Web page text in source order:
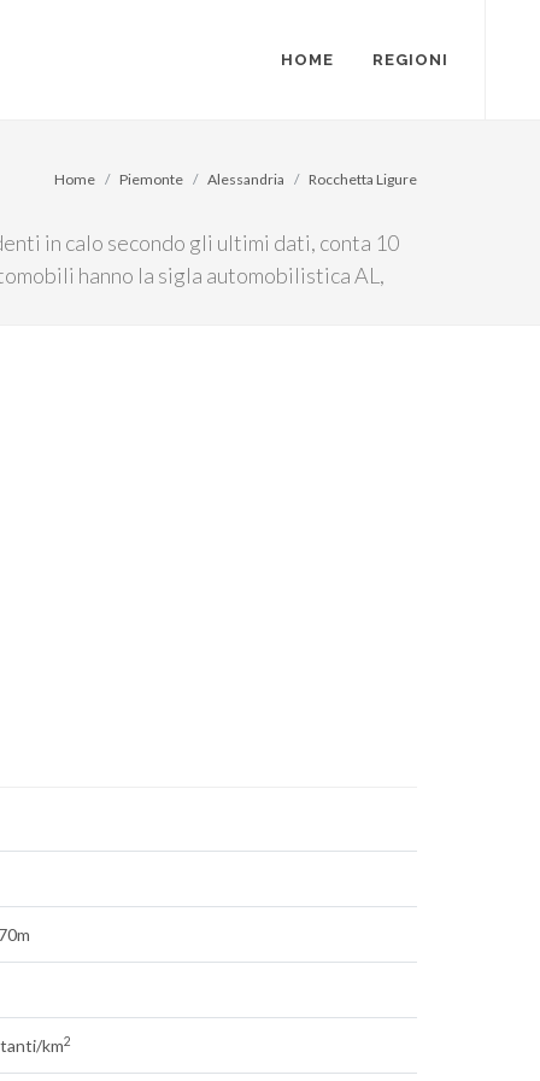
HOME REGIONI
in calo secondo gli ultimi dati, conta 10
hanno la sigla automobilistica AL,
Home Piemonte Alessandria Rocchetta Ligure
km2